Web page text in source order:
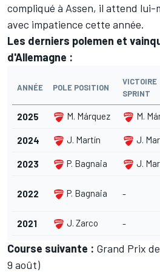
compliqué à Assen, il attend lui-
avec impatience cette année.
Les derniers polemen et
d'Allemagne :
ANNÉE POLE POSITION
VICTOIRE
SPRINT
2025 M. Márquez M.
2024 J. Martín J.
2023 P. Bagnaia J.
2022 P. Bagnaia -
2021 J. Zarco -
Course suivante : Grand Prix
9 août)